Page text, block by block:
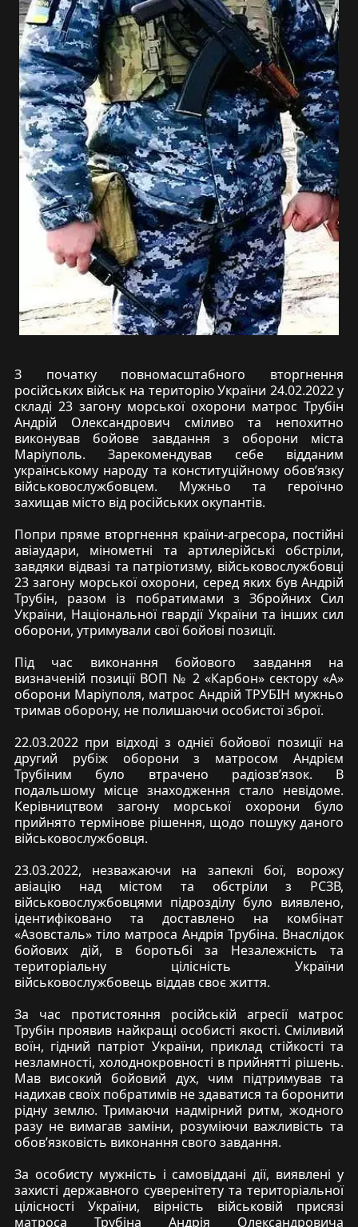
З початку повномасштабного вторгнення
російських військ на територію України 24.02.2022 у
складі 23 загону морської охорони матрос Трубін
Андрій Олександрович сміливо та непохитно
виконував бойове завдання з оборони міста
Маріуполь. Зарекомендував себе відданим
українському народу та конституційному обов’язку
військовослужбовцем. Мужньо та героїчно
захищав місто від російських окупантів.
Попри пряме вторгнення країни-агресора, постійні
авіаудари, мінометні та артилерійські обстріли,
завдяки відвазі та патріотизму, військовослужбовці
23 загону морської охорони, серед яких був Андрій
Трубін, разом із побратимами з Збройних Сил
України, Національної гвардії України та інших сил
оборони, утримували свої бойові позиції.
Під час виконання бойового завдання на
визначеній позиції ВОП № 2 «Карбон» сектору «А»
оборони Маріуполя, матрос Андрій ТРУБІН мужньо
тримав оборону, не полишаючи особистої зброї.
22.03.2022 при відході з однієї бойової позиції на
другий рубіж оборони з матросом Андрієм
Трубіним було втрачено радіозв’язок. В
подальшому місце знаходження стало невідоме.
Керівництвом загону морської охорони було
прийнято термінове рішення, щодо пошуку даного
військовослужбовця.
23.03.2022, незважаючи на запеклі бої, ворожу
авіацію над містом та обстріли з РСЗВ,
військовослужбовцями підрозділу було виявлено,
ідентифіковано та доставлено на комбінат
«Азовсталь» тіло матроса Андрія Трубіна. Внаслідок
бойових дій, в боротьбі за Незалежність та
територіальну цілісність України
військовослужбовець віддав своє життя.
За час протистояння російській агресії матрос
Трубін проявив найкращі особисті якості. Сміливий
воїн, гідний патріот України, приклад стійкості та
незламності, холоднокровності в прийнятті рішень.
Мав високий бойовий дух, чим підтримував та
надихав своїх побратимів не здаватися та боронити
рідну землю. Тримаючи надмірний ритм, жодного
разу не вимагав заміни, розуміючи важливість та
обов’язковість виконання свого завдання.
За особисту мужність і самовіддані дії, виявлені у
захисті державного суверенітету та територіальної
цілісності України, вірність військовій присязі
матроса Трубіна Андрія Олександровича